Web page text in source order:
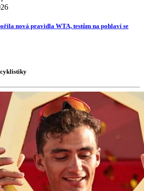
nová pravidla WTA, testům na pohlaví se
cyklistiky